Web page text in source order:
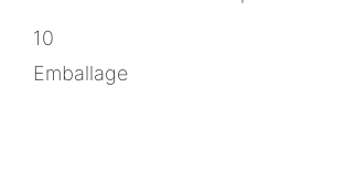
10
Emballage